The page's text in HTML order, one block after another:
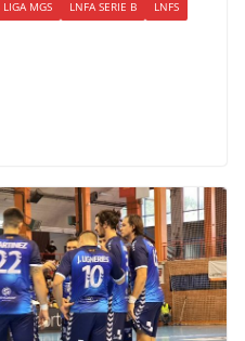
LIGA MGS LNFA SERIE B
LNFS